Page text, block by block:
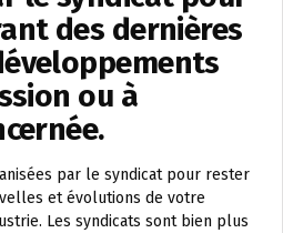
des dernières
ou à
par le syndicat pour rester
et évolutions de votre
Les syndicats sont bien plus